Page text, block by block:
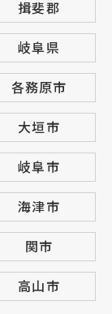
揖斐郡
岐阜県
各務原市
大垣市
岐阜市
海津市
関市
高山市